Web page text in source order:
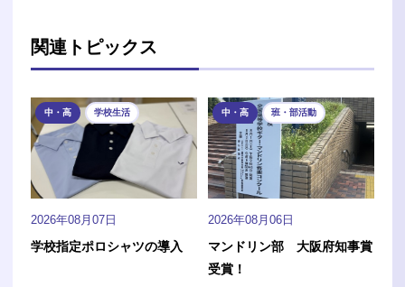
関連トピックス
2026年08月07日
学校指定ポロシャツの導入
中・高 学校生活
2026年08月06日
マンドリン部 大阪府知事賞
受賞！
中・高 班・部活動